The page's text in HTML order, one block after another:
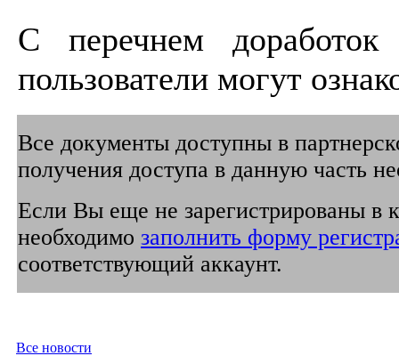
С перечнем доработок
пользователи могут
Все документы доступны в
получения доступа в данную часть
Если Вы еще не зарегистрированы в
необходимо заполнить форму
соответствующий аккаунт.
Все новости